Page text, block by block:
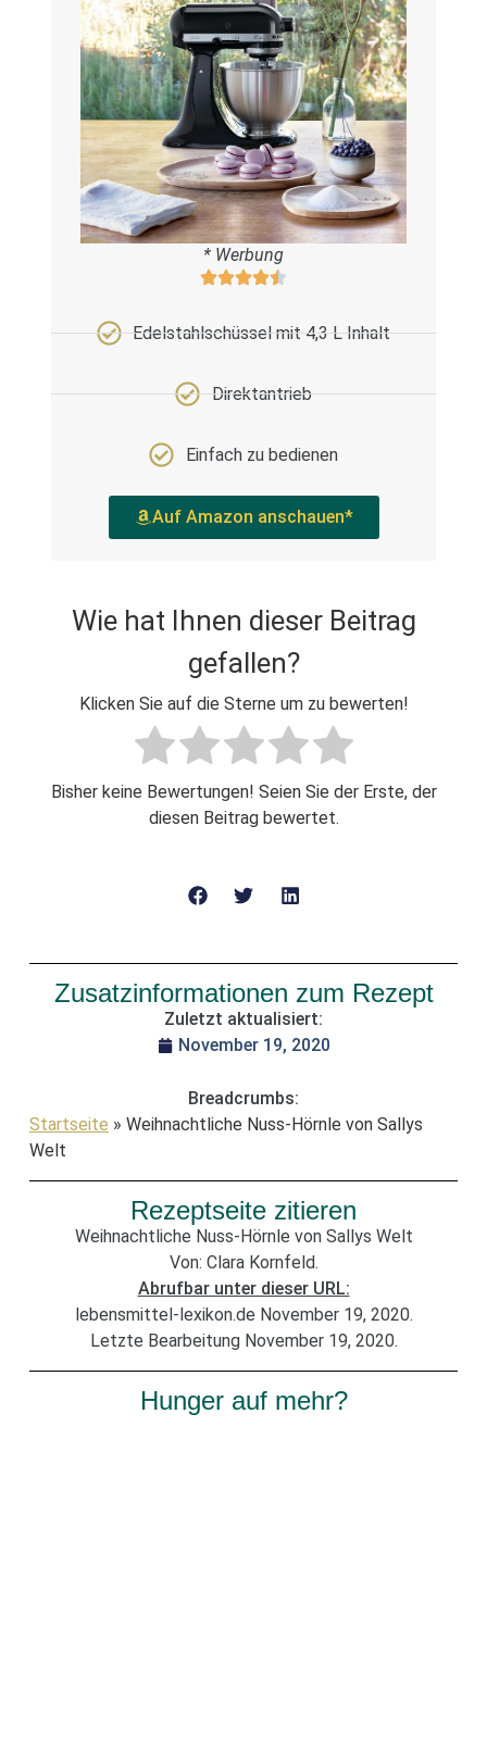
* Werbung
Edelstahlschüssel mit 4,3 L Inhalt
Direktantrieb
Einfach zu bedienen
Auf Amazon anschauen*
Wie hat Ihnen dieser Beitrag
gefallen?
Klicken Sie auf die Sterne um zu bewerten!
Bisher keine Bewertungen! Seien Sie der Erste, der
diesen Beitrag bewertet.
Zusatzinformationen zum Rezept
Zuletzt aktualisiert:
November 19, 2020
Breadcrumbs:
Startseite » Weihnachtliche Nuss-Hörnle von Sallys
Welt
Rezeptseite zitieren
Weihnachtliche Nuss-Hörnle von Sallys Welt
Von: Clara Kornfeld.
Abrufbar unter dieser URL:
lebensmittel-lexikon.de November 19, 2020.
Letzte Bearbeitung November 19, 2020.
Hunger auf mehr?